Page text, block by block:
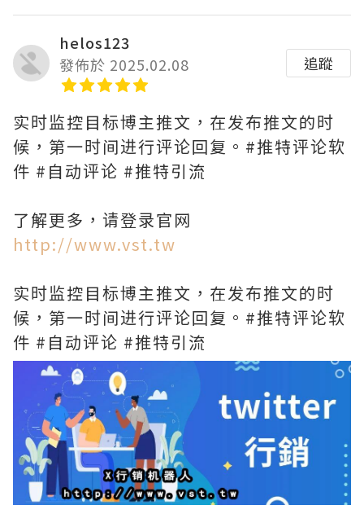
helos123
發佈於 2025.02.08
追蹤
实时监控目标博主推文，在发布推文的时
候，第一时间进行评论回复。#推特评论软
件 #自动评论 #推特引流
了解更多，请登录官网
http://www.vst.tw
实时监控目标博主推文，在发布推文的时
候，第一时间进行评论回复。#推特评论软
件 #自动评论 #推特引流